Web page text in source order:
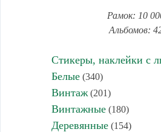
Рамок: 10
Альбомов:
Стикеры, наклейки с
Белые(340)
Винтаж(201)
Винтажные(180)
Деревянные(154)